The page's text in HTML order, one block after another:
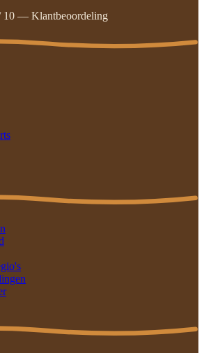
10 — Klantbeoordeling